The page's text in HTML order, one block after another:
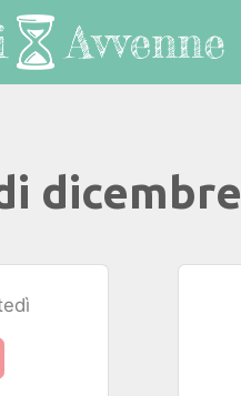
dicembre